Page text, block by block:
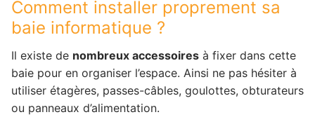
Comment installer proprement sa
baie informatique ?
Il existe de nombreux accessoires à fixer dans cette
baie pour en organiser l’espace. Ainsi ne pas hésiter à
utiliser étagères, passes-câbles, goulottes, obturateurs
ou panneaux d’alimentation.